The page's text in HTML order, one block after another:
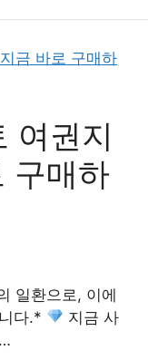
여권지
구매하
일환으로, 이에
다.*
지금 사